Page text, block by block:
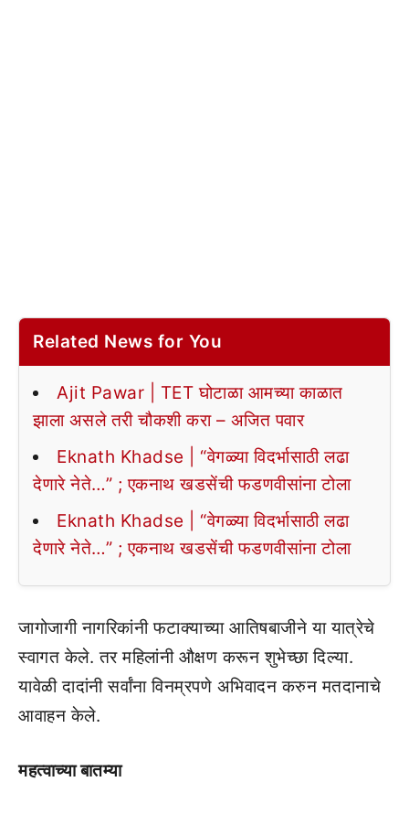
Related News for You
Ajit Pawar | TET घोटाळा आमच्या काळात
झाला असले तरी चौकशी करा – अजित पवार
Eknath Khadse | “वेगळ्या विदर्भासाठी लढा
देणारे नेते…” ; एकनाथ खडसेंची फडणवीसांना टोला
Eknath Khadse | “वेगळ्या विदर्भासाठी लढा
देणारे नेते…” ; एकनाथ खडसेंची फडणवीसांना टोला
जागोजागी नागरिकांनी फटाक्याच्या आतिषबाजीने या यात्रेचे
स्वागत केले. तर महिलांनी औक्षण करून शुभेच्छा दिल्या.
यावेळी दादांनी सर्वांना विनम्रपणे अभिवादन करुन मतदानाचे
आवाहन केले.
महत्वाच्या बातम्या